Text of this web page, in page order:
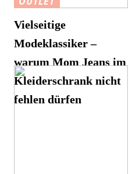
Vielseitige
Modeklassiker –
warum Mom Jeans im
Kleiderschrank nicht
fehlen dürfen